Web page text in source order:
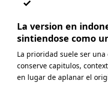
✓
La version en
sintiendose como
La prioridad suele ser
conserve capitulos,
en lugar de aplanar el